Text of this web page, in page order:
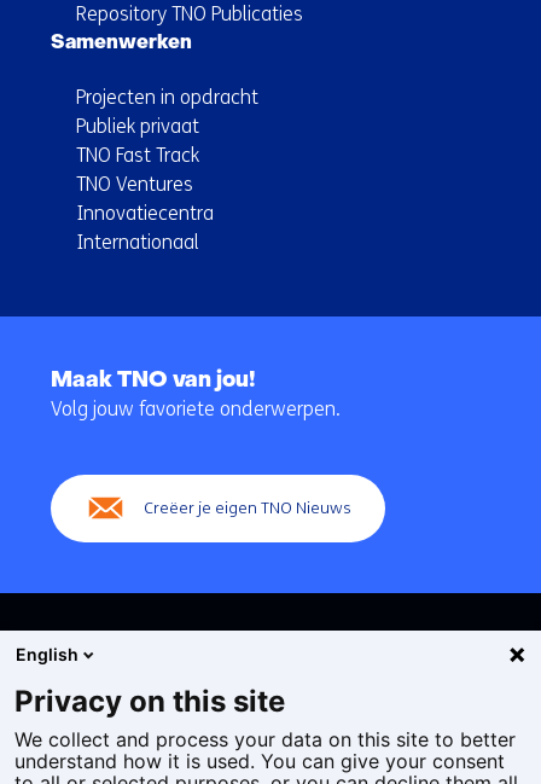
Repository TNO Publicaties
Samenwerken
Projecten in opdracht
Publiek privaat
TNO Fast Track
TNO Ventures
Innovatiecentra
Internationaal
navigatie
Maak TNO van jou!
Volg jouw favoriete onderwerpen.
Creëer je eigen TNO Nieuws
Cookies
Privacy statement
English
Privacy on this site
We collect and process your data on this site to better
understand how it is used. You can give your consent